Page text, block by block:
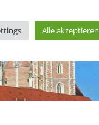
Alle akzeptieren